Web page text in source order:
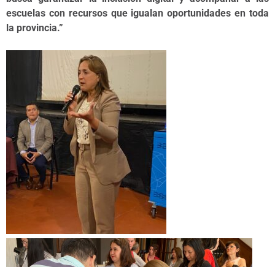
escuelas con recursos que igualan oportunidades en toda
la provincia.”